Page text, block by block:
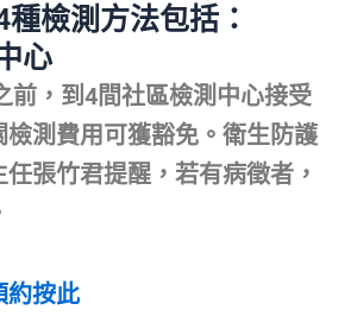
檢測方法包括：
心
前，到4間社區檢測中心接受
檢測費用可獲豁免。衛生防護
張竹君提醒，若有病徵者，
約按此